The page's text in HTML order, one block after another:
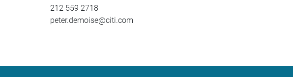
212 559 2718
peter.demoise@citi.com